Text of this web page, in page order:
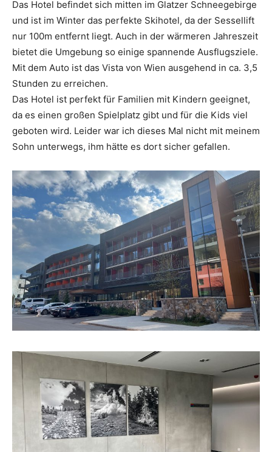
Das Hotel befindet sich mitten im Glatzer Schneegebirge
und ist im Winter das perfekte Skihotel, da der Sessellift
nur 100m entfernt liegt. Auch in der wärmeren Jahreszeit
bietet die Umgebung so einige spannende Ausflugsziele.
Mit dem Auto ist das Vista von Wien ausgehend in ca. 3,5
Stunden zu erreichen.
Das Hotel ist perfekt für Familien mit Kindern geeignet,
da es einen großen Spielplatz gibt und für die Kids viel
geboten wird. Leider war ich dieses Mal nicht mit meinem
Sohn unterwegs, ihm hätte es dort sicher gefallen.